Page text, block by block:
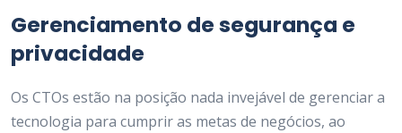
Gerenciamento de segurança e
privacidade
Os CTOs estão na posição nada invejável de gerenciar a
tecnologia para cumprir as metas de negócios, ao